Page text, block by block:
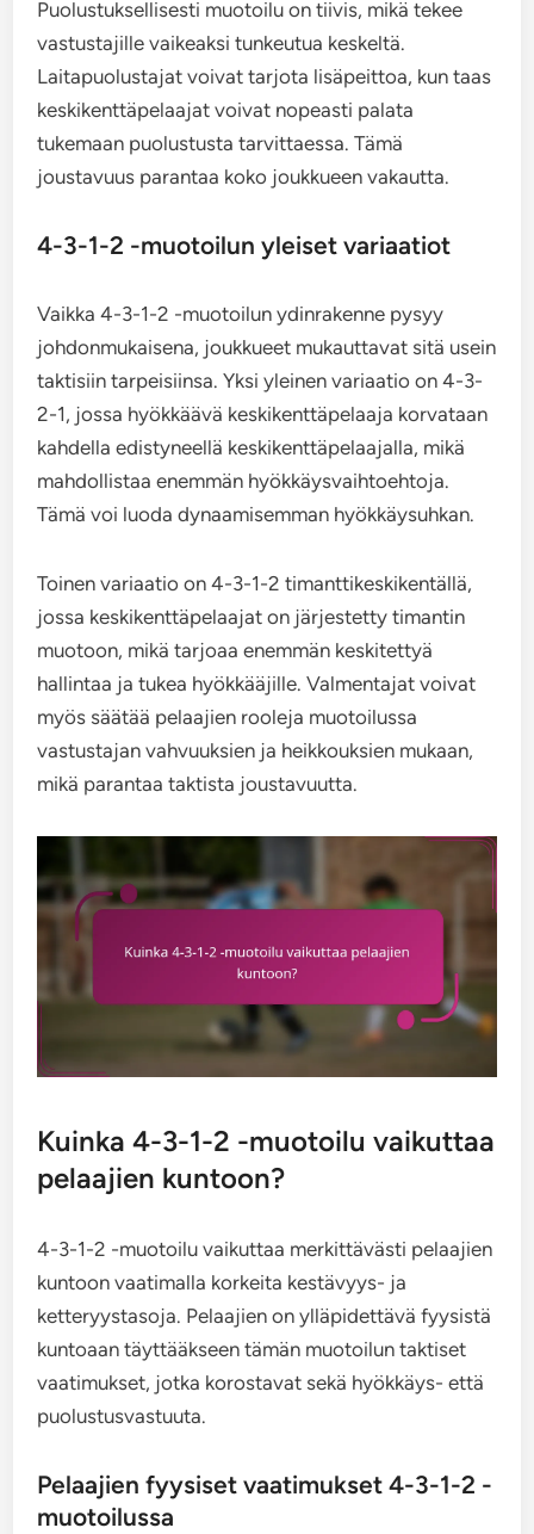
Puolustuksellisesti muotoilu on tiivis, mikä tekee
vastustajille vaikeaksi tunkeutua keskeltä.
Laitapuolustajat voivat tarjota lisäpeittoa, kun taas
keskikenttäpelaajat voivat nopeasti palata
tukemaan puolustusta tarvittaessa. Tämä
joustavuus parantaa koko joukkueen vakautta.
4-3-1-2 -muotoilun yleiset variaatiot
Vaikka 4-3-1-2 -muotoilun ydinrakenne pysyy
johdonmukaisena, joukkueet mukauttavat sitä usein
taktisiin tarpeisiinsa. Yksi yleinen variaatio on 4-3-
2-1, jossa hyökkäävä keskikenttäpelaaja korvataan
kahdella edistyneellä keskikenttäpelaajalla, mikä
mahdollistaa enemmän hyökkäysvaihtoehtoja.
Tämä voi luoda dynaamisemman hyökkäysuhkan.
Toinen variaatio on 4-3-1-2 timanttikeskikentällä,
jossa keskikenttäpelaajat on järjestetty timantin
muotoon, mikä tarjoaa enemmän keskitettyä
hallintaa ja tukea hyökkääjille. Valmentajat voivat
myös säätää pelaajien rooleja muotoilussa
vastustajan vahvuuksien ja heikkouksien mukaan,
mikä parantaa taktista joustavuutta.
Kuinka 4-3-1-2 -muotoilu vaikuttaa
pelaajien kuntoon?
4-3-1-2 -muotoilu vaikuttaa merkittävästi pelaajien
kuntoon vaatimalla korkeita kestävyys- ja
ketteryystasoja. Pelaajien on ylläpidettävä fyysistä
kuntoaan täyttääkseen tämän muotoilun taktiset
vaatimukset, jotka korostavat sekä hyökkäys- että
puolustusvastuuta.
Pelaajien fyysiset vaatimukset 4-3-1-2 -
muotoilussa